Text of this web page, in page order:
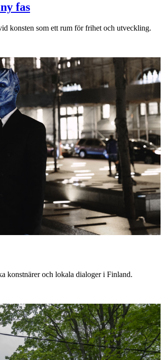
fas
konsten som ett rum för frihet och utveckling.
konstnärer och lokala dialoger i Finland.